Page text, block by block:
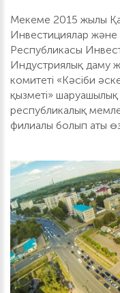
Мекеме 2015 жылы
Инвестициялар және
Республикасы
Индустриялық даму
комитеті «Кәсіби
қызметі» шаруашылық
республикалық
филиалы болып аты